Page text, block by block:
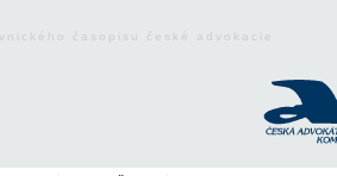
časopisu české advokacie